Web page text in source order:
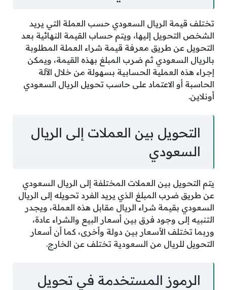
تختلف قيمة الريال السعودي حسب العملة التي يريد
الشخص التحويل إليها، ويتم حساب القيمة النهائية بعد
التحويل عن طريق معرفة قيمة شراء العملة المطلوبة
بالريال السعودي ثم ضرب المبلغ بهذه القيمة، ويمكن
إجراء هذه العملية الحسابية بسهولة من خلال الآلة
الحاسبة أو الاعتماد على حاسب تحويل الريال السعودي
أونلاين.
التحويل بين العملات إلى الريال
السعودي
يتم التحويل بين العملات المختلفة إلى الريال السعودي
عن طريق ضرب المبلغ الذي يريد الفرد تحويله إلى الريال
السعودي بقيمة شراء الريال مقابل هذه العملة، ويجدر
التنبيه إلى وجود فرق بين أسعار البيع والشراء عادة،
وربما تختلف الأسعار بين دولة وأخرى، كما أن أسعار
التحويل للريال من السعودية تختلف عن الخارج.
الرموز المستخدمة في تحويل